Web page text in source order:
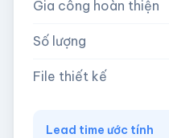
AI, PDF, EPS,
Gia công hoàn thiện
Số lượng
File thiết kế
Lead time ước tính